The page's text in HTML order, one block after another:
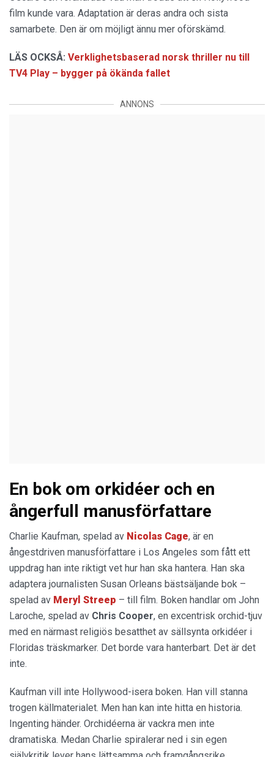
film kunde vara. Adaptation är deras andra och sista
samarbete. Den är om möjligt ännu mer oförskämd.
LÄS OCKSÅ: Verklighetsbaserad norsk thriller nu till
TV4 Play – bygger på ökända fallet
ANNONS
En bok om orkidéer och en
ångerfull manusförfattare
Charlie Kaufman, spelad av Nicolas Cage, är en
ångestdriven manusförfattare i Los Angeles som fått ett
uppdrag han inte riktigt vet hur han ska hantera. Han ska
adaptera journalisten Susan Orleans bästsäljande bok –
spelad av Meryl Streep – till film. Boken handlar om John
Laroche, spelad av Chris Cooper, en excentrisk orchid-tjuv
med en närmast religiös besatthet av sällsynta orkidéer i
Floridas träskmarker. Det borde vara hanterbart. Det är det
inte.
Kaufman vill inte Hollywood-isera boken. Han vill stanna
trogen källmaterialet. Men han kan inte hitta en historia.
Ingenting händer. Orchidéerna är vackra men inte
dramatiska. Medan Charlie spiralerar ned i sin egen